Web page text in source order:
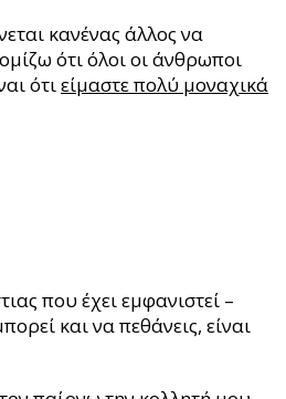
κανένας άλλος να
ότι όλοι οι άνθρωποι
ότιείμαστε πολύ μοναχικά
που έχει εμφανιστεί –
και να πεθάνεις, είναι